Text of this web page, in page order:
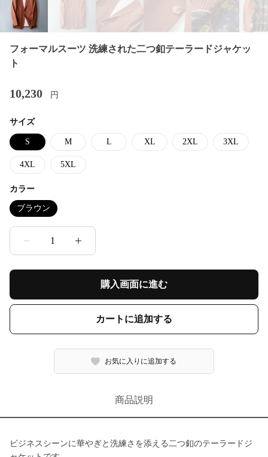
フォーマルスーツ 洗練された二つ釦テーラードジャケッ
ト
10,230 円
サイズ
S M L XL 2XL 3XL
4XL 5XL
カラー
ブラウン
1
購入画面に進む
カートに追加する
お気に入りに追加する
商品説明
ビジネスシーンに華やぎと洗練さを添える二つ釦のテーラードジ